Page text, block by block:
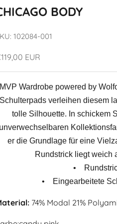
BODY
102084-001
EUR
MVP Wardrobe powered by
Schulterpads verleihen diesem
tolle Silhouette. In schickem
unverwechselbaren
er die Grundlage für eine
Rundstrick liegt weich
•
• Eingearbeitete
74% Modal 21%